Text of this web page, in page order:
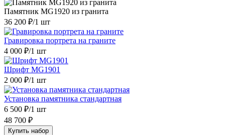
Памятник MG1920 из гранита
36 200 ₽/1 шт
Гравировка портрета на граните
4 000 ₽/1 шт
Шрифт MG1901
2 000 ₽/1 шт
Установка памятника стандартная
6 500 ₽/1 шт
48 700 ₽
Купить набор